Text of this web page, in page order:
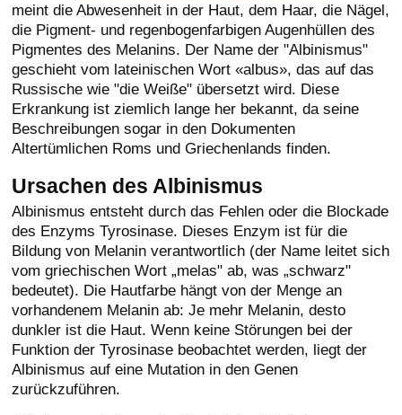
meint die Abwesenheit in der Haut, dem Haar, die Nägel,
die Pigment- und regenbogenfarbigen Augenhüllen des
Pigmentes des Melanins. Der Name der "Albinismus"
geschieht vom lateinischen Wort «albus», das auf das
Russische wie "die Weiße" übersetzt wird. Diese
Erkrankung ist ziemlich lange her bekannt, da seine
Beschreibungen sogar in den Dokumenten
Altertümlichen Roms und Griechenlands finden.
Ursachen des Albinismus
Albinismus entsteht durch das Fehlen oder die Blockade
des Enzyms Tyrosinase. Dieses Enzym ist für die
Bildung von Melanin verantwortlich (der Name leitet sich
vom griechischen Wort „melas" ab, was „schwarz"
bedeutet). Die Hautfarbe hängt von der Menge an
vorhandenem Melanin ab: Je mehr Melanin, desto
dunkler ist die Haut. Wenn keine Störungen bei der
Funktion der Tyrosinase beobachtet werden, liegt der
Albinismus auf eine Mutation in den Genen
zurückzuführen.